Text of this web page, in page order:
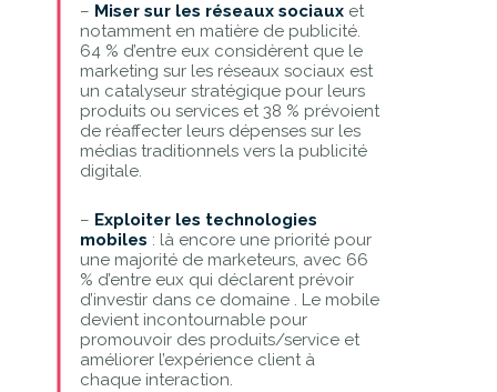
– Miser sur les réseaux sociauxet
notamment en matière de publicité.
64 % d’entre eux considèrent que le
marketing sur les réseaux sociaux est
un catalyseur stratégique pour leurs
produits ou services et 38 % prévoient
de réaffecter leurs dépenses sur les
médias traditionnels vers la publicité
digitale.
– Exploiter les technologies
mobiles : là encore une priorité pour
une majorité de marketeurs, avec 66
% d’entre eux qui déclarent prévoir
d’investir dans ce domaine . Le mobile
devient incontournable pour
promouvoir des produits/service et
améliorer l’expérience client à
chaque interaction.